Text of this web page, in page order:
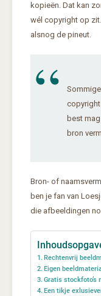
kopieën. Dat kan
wél copyright op
alsnog de pineut.
best
bron
Bron- of
ben je fan van
die afbeeldingen
Rechtenvrij
Eigen
Gratis stockfoto’s
Een tikje